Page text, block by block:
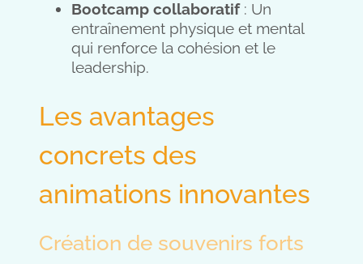
Bootcamp collaboratif: Un
entraînement physique et mental
qui renforce la cohésion et le
leadership.
Les avantages
concrets des
animations innovantes
Création de souvenirs forts